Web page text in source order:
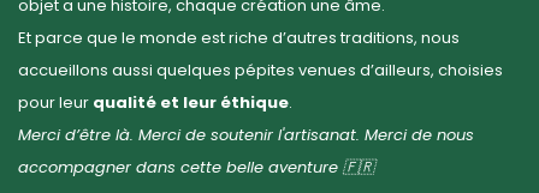
objet a une histoire, chaque création une âme.
Et parce que le monde est riche d’autres traditions, nous
accueillons aussi quelques pépites venues d’ailleurs, choisies
pour leur qualité et leur éthique.
Merci d’être là. Merci de soutenir l'artisanat. Merci de nous
accompagner dans cette belle aventure 🇫🇷